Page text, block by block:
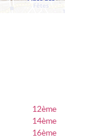
12ème
14ème
16ème